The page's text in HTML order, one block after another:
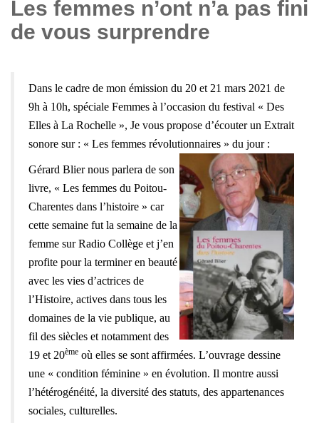
Les femmes n’ont n’a pas fini
de vous surprendre
Dans le cadre de mon émission du 20 et 21 mars 2021 de
9h à 10h, spéciale Femmes à l’occasion du festival « Des
Elles à La Rochelle », Je vous propose d’écouter un Extrait
sonore sur : « Les femmes révolutionnaires » du jour :
Gérard Blier nous parlera de son
livre, « Les femmes du Poitou-
Charentes dans l’histoire » car
cette semaine fut la semaine de la
femme sur Radio Collège et j’en
profite pour la terminer en beauté
avec les vies d’actrices de
l’Histoire, actives dans tous les
domaines de la vie publique, au
fil des siècles et notamment des
19 et 20ème où elles se sont affirmées. L’ouvrage dessine
une « condition féminine » en évolution. Il montre aussi
l’hétérogénéité, la diversité des statuts, des appartenances
sociales, culturelles.